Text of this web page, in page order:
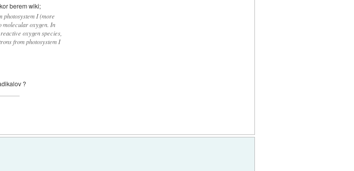
berem wiki;
photosystem I (more
molecular oxygen. In
oxygen species,
from photosystem I
?